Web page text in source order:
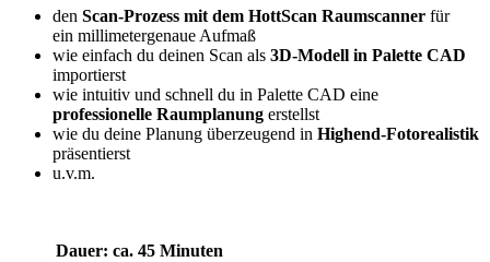
den Scan-Prozess mit dem HottScan Raumscanner für
ein millimetergenaue Aufmaß
wie einfach du deinen Scan als 3D-Modell in Palette CAD
importierst
wie intuitiv und schnell du in Palette CAD eine
professionelle Raumplanung erstellst
wie du deine Planung überzeugend in Highend-Fotorealistik
präsentierst
u.v.m.
Dauer: ca. 45 Minuten